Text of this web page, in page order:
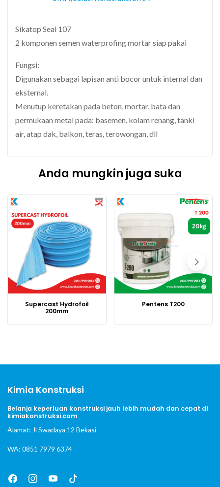
Sikatop Seal 107
2 komponen semen waterprofing mortar siap pakai
Fungsi:
Digunakan sebagai lapisan anti bocor untuk internal dan
eksternal.
Menutup keretakan pada beton, mortar, bata dan
permukaan metal pada: basemen, kolam renang, tanki
air, atap dak, balkon, teras, terowongan, dll
Anda mungkin juga suka
Supercast Hydrofoil
200mm
Pentens T200
Kimia Konstruksi
Belanja keperluan konstruksi jauh lebih mudah dan cepat di
kimiakonstruksi.com
Alamat: Jl Swadaya 12 Bekasi
WA: 0851 7979 6374